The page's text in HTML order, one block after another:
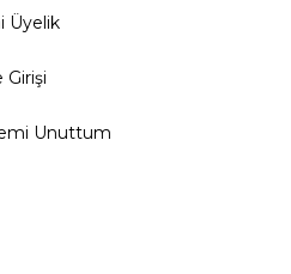
Üyelik
Girişi
Unuttum